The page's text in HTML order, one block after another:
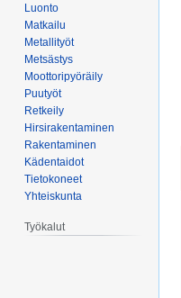
Luonto
Matkailu
Metallityöt
Metsästys
Moottoripyöräily
Puutyöt
Retkeily
Hirsirakentaminen
Rakentaminen
Kädentaidot
Tietokoneet
Yhteiskunta
Työkalut